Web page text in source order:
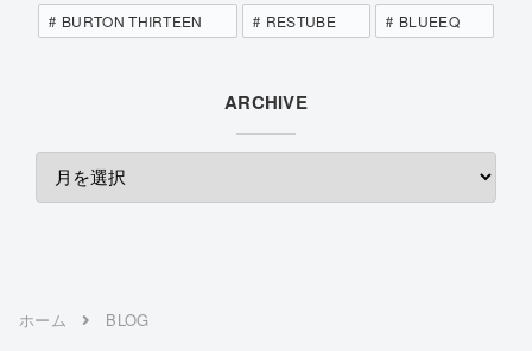
BURTON THIRTEEN
RESTUBE BLUEEQ
ARCHIVE
ホーム BLOG